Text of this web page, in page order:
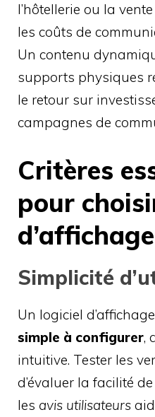
l’hôtellerie ou la
les coûts de
Un contenu
supports physiques
le retour sur
campagnes de
Critères
pour
Simplicité
Un logiciel
simple à configurer,
intuitive. Tester les
d’évaluer la facilité
les avis utilisateurs